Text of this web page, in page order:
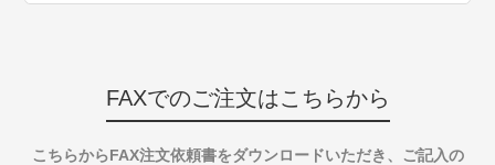
FAXでのご注文はこちらから
こちらからFAX注文依頼書をダウンロードいただき、ご記入の